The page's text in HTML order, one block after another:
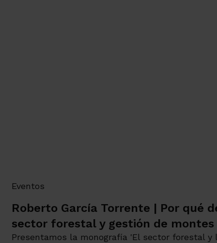
Eventos
Roberto García Torrente | Por qué
sector forestal y gestión de montes
Presentamos la monografía 'El sector forestal